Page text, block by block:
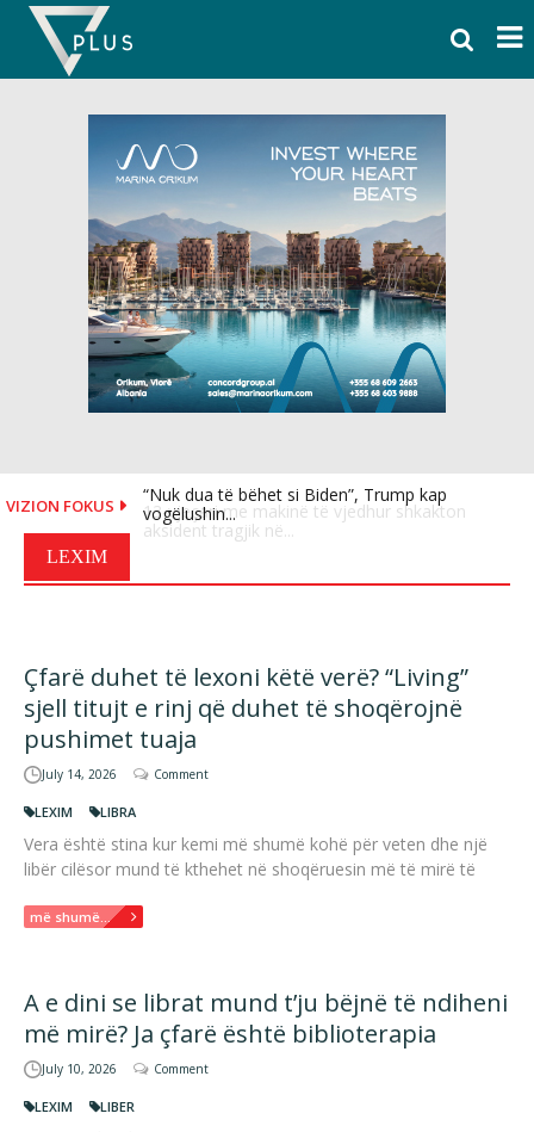
Skip
content
VIZION FOKUS
“Nuk dua të bëhet si Biden”, Trump kap
vogëlushin...
13-vjeçari me makinë të vjedhur shkakton
aksident tragjik në...
LEXIM
Çfarë duhet të lexoni këtë verë? “Living”
sjell titujt e rinj që duhet të shoqërojnë
pushimet tuaja
July 14, 2026 Comment
LEXIM LIBRA
Vera është stina kur kemi më shumë kohë për veten dhe një
libër cilësor mund të kthehet në shoqëruesin më të mirë të
më shumë...
A e dini se librat mund t’ju bëjnë të ndiheni
më mirë? Ja çfarë është biblioterapia
July 10, 2026 Comment
LEXIM LIBER